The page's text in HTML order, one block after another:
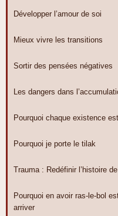
Développer l’amour de soi
Mieux vivre les transitions
Sortir des pensées négatives
Les dangers dans
Pourquoi chaque existence
Pourquoi je porte le tilak
Trauma : Redéfinir l’histoire
Pourquoi en avoir ras-le-bol
arriver